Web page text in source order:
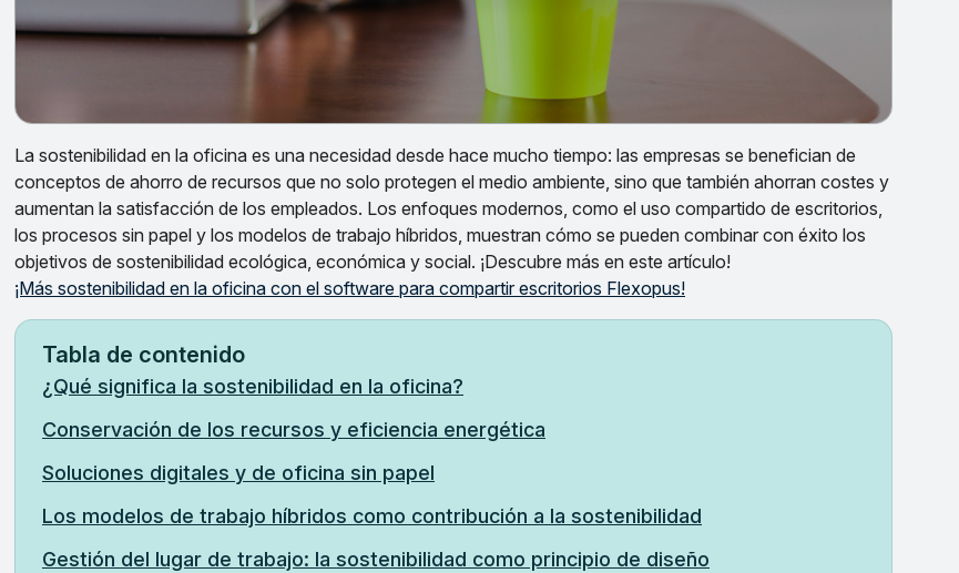
La sostenibilidad en la oficina es una necesidad desde hace mucho tiempo: las empresas se benefician de
conceptos de ahorro de recursos que no solo protegen el medio ambiente, sino que también ahorran costes y
aumentan la satisfacción de los empleados. Los enfoques modernos, como el uso compartido de escritorios,
los procesos sin papel y los modelos de trabajo híbridos, muestran cómo se pueden combinar con éxito los
objetivos de sostenibilidad ecológica, económica y social. ¡Descubre más en este artículo!
¡Más sostenibilidad en la oficina con el software para compartir escritorios Flexopus!
Tabla de contenido
¿Qué significa la sostenibilidad en la oficina?
Conservación de los recursos y eficiencia energética
Soluciones digitales y de oficina sin papel
Los modelos de trabajo híbridos como contribución a la sostenibilidad
Gestión del lugar de trabajo: la sostenibilidad como principio de diseño